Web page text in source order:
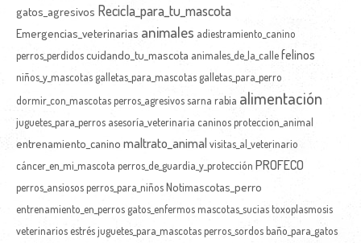
gatos_agresivos Recicla_para_tu_mascota
Emergencias_veterinarias animales adiestramiento_canino
perros_perdidoscuidando_tu_mascota animales_de_la_callefelinos
niños_y_mascotas galletas_para_mascotas galletas_para_perro
dormir_con_mascotas perros_agresivossarna rabia alimentación
juguetes_para_perros asesoría_veterinaria caninosproteccion_animal
entrenamiento_canino maltrato_animal visitas_al_veterinario
cáncer_en_mi_mascota perros_de_guardia_y_protección PROFECO
perros_ansiosos perros_para_niñosNotimascotas_perro
entrenamiento_en_perros gatos_enfermos mascotas_suciastoxoplasmosis
veterinarios estrésjuguetes_para_mascotas perros_sordosbaño_para_gatos